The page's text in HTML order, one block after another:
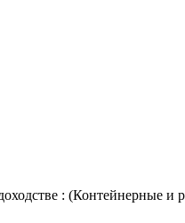
: (Контейнерные и